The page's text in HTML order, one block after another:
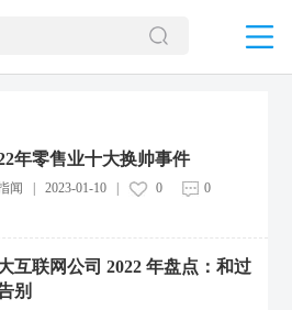
年零售业十大换帅事件
闻 2023-01-10| 0 0
互联网公司 2022 年盘点：和过
别